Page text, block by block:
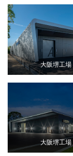
大阪堺工場
大阪堺工場